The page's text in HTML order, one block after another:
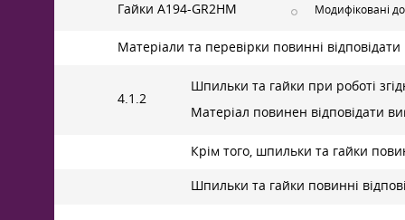
Гайки A194-GR2HM Модифіковані
Матеріали та перевірки повинні
4.1.2
Шпильки та гайки при роботі
Матеріал повинен відповідати
Крім того, шпильки та гайки
Шпильки та гайки повинні